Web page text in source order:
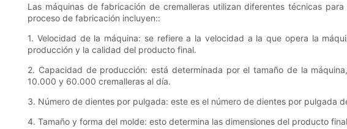
Las máquinas de fabricación de cremalleras utilizan diferentes técnicas
proceso de fabricación incluyen::
1. Velocidad de la máquina: se refiere a la velocidad a la que opera la
producción y la calidad del producto final.
2. Capacidad de producción: está determinada por el tamaño de la
10.000 y 60.000 cremalleras al día.
3. Número de dientes por pulgada: este es el número de dientes por pulgada
4. Tamaño y forma del molde: esto determina las dimensiones del producto